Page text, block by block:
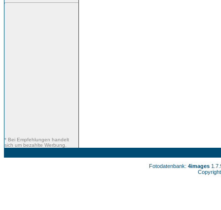
* Bei Empfehlungen handelt
sich um bezahlte Werbung.
Fotodatenbank: 4images